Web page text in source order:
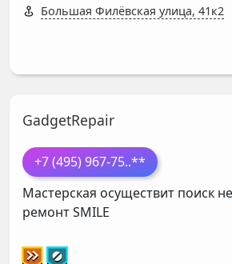
Большая Филёвская улица, 41к2
GadgetRepair
+7 (495) 967-75..**
Мастерская осуществит поиск
ремонтSMILE